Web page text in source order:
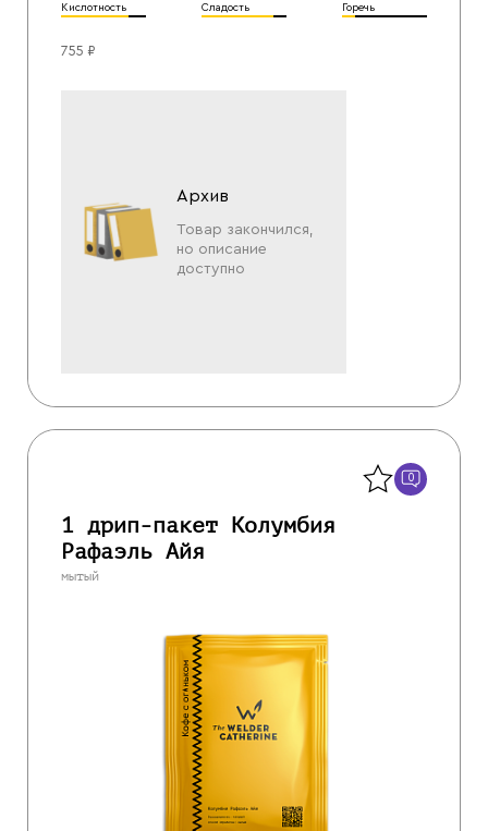
Кислотность Сладость Горечь
755 ₽
Архив
Товар закончился,
но описание
доступно
0
1 дрип-пакет Колумбия
Рафаэль Айя
мытый